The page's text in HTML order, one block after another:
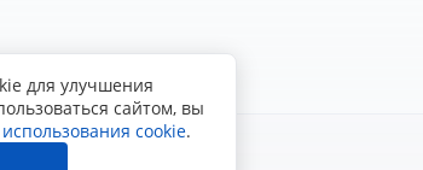
для улучшения
сайтом, вы
cookie.